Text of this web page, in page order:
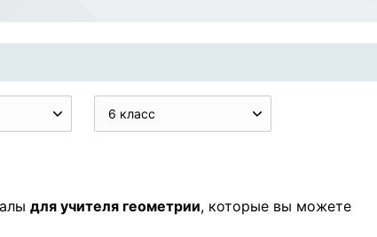
6 класс
для учителя геометрии, которые вы можете